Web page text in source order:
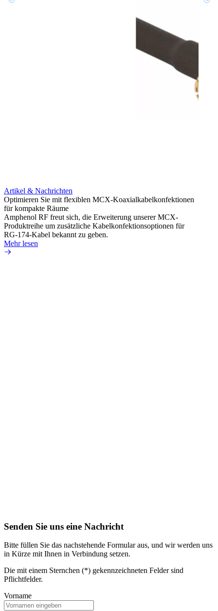
Artikel & Nachrichten
Optimieren Sie mit flexiblen MCX-Koaxialkabelkonfektionen
für kompakte Räume
Amphenol RF freut sich, die Erweiterung unserer MCX-
Produktreihe um zusätzliche Kabelkonfektionsoptionen für
RG-174-Kabel bekannt zu geben.
Mehr lesen
Senden Sie uns eine Nachricht
Bitte füllen Sie das nachstehende Formular aus, und wir werden uns
in Kürze mit Ihnen in Verbindung setzen.
Die mit einem Sternchen (*) gekennzeichneten Felder sind
Pflichtfelder.
Vorname